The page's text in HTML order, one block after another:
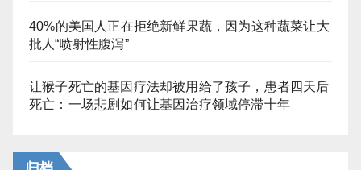
40%的美国人正在拒绝新鲜果蔬，因为这种蔬菜让大
批人“喷射性腹泻”
让猴子死亡的基因疗法却被用给了孩子，患者四天后
死亡：一场悲剧如何让基因治疗领域停滞十年